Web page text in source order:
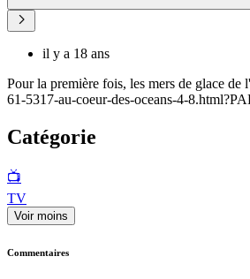
il y a 18 ans
Pour la première fois, les mers de glace
61-5317-au-coeur-des-oceans-4-
Catégorie
📺
TV
Voir moins
Commentaires